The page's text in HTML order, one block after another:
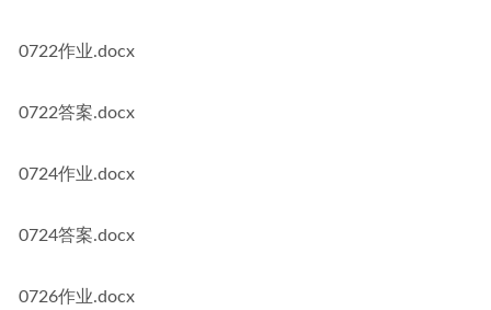
0722作业.docx
0722答案.docx
0724作业.docx
0724答案.docx
0726作业.docx